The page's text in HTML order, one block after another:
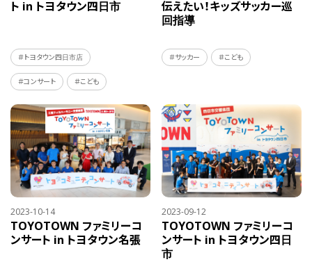
ト in トヨタウン四日市
＃トヨタウン四日市店
＃コンサート ＃こども
伝えたい！キッズサッカー巡
回指導
＃サッカー ＃こども
2023-10-14
TOYOTOWN ファミリーコ
ンサート in トヨタウン名張
2023-09-12
TOYOTOWN ファミリーコ
ンサート in トヨタウン四日
市